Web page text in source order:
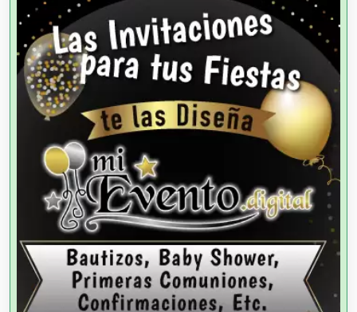
Agencias de Autos
Agencias de Cobranza
Agencias de Colocación
Agencias de Modelos
Agencias de Publicidad